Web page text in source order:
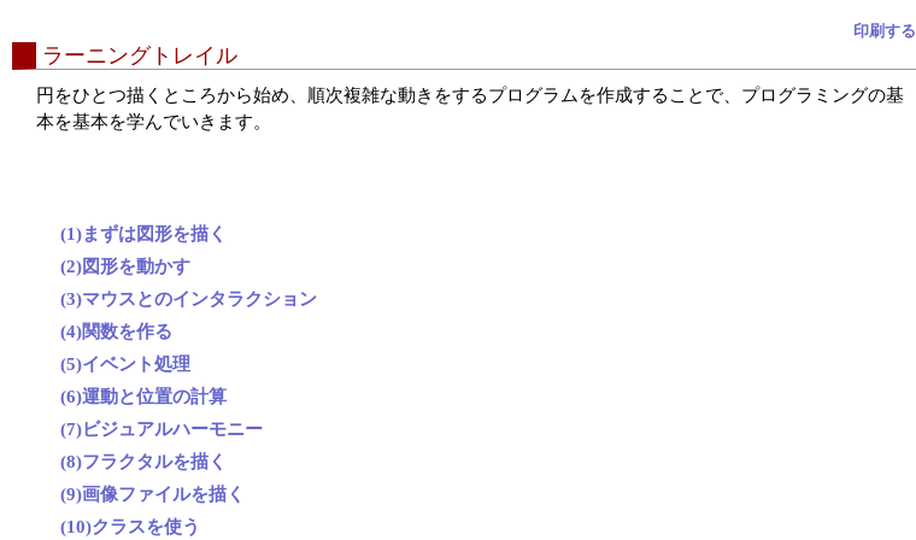
印刷する
ラーニングトレイル
円をひとつ描くところから始め、順次複雑な動きをするプログラムを作成することで、プログラミングの基
本を基本を学んでいきます。
(1)まずは図形を描く
(2)図形を動かす
(3)マウスとのインタラクション
(4)関数を作る
(5)イベント処理
(6)運動と位置の計算
(7)ビジュアルハーモニー
(8)フラクタルを描く
(9)画像ファイルを描く
(10)クラスを使う